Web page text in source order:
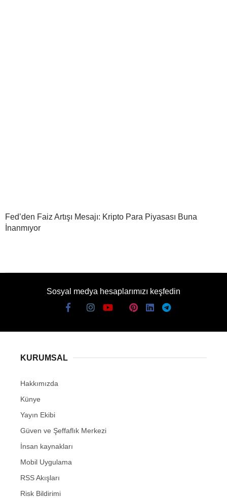
Fed’den Faiz Artışı Mesajı: Kripto Para Piyasası Buna
İnanmıyor
Sosyal medya hesaplarımızı keşfedin
KURUMSAL
Hakkımızda
Künye
Yayın Ekibi
Güven ve Şeffaflık Merkezi
İnsan kaynakları
Mobil Uygulama
RSS Akışları
Risk Bildirimi